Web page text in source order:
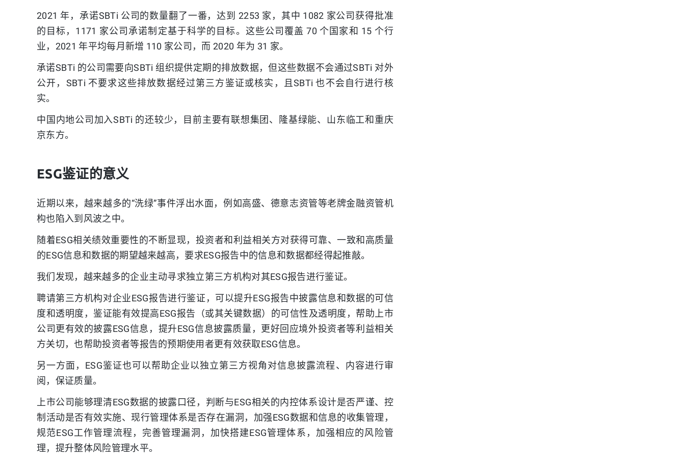
2021 年，承诺SBTi 公司的数量翻了一番，达到 2253 家，其中 1082 家公司获得批准
的目标，1171 家公司承诺制定基于科学的目标。这些公司覆盖 70 个国家和 15 个行
业，2021 年平均每月新增 110 家公司，而 2020 年为 31 家。
承诺SBTi 的公司需要向SBTi 组织提供定期的排放数据，但这些数据不会通过SBTi 对外
公开，SBTi 不要求这些排放数据经过第三方鉴证或核实，且SBTi 也不会自行进行核
实。
中国内地公司加入SBTi 的还较少，目前主要有联想集团、隆基绿能、山东临工和重庆
京东方。
ESG鉴证的意义
近期以来，越来越多的“洗绿”事件浮出水面，例如高盛、德意志资管等老牌金融资管机
构也陷入到风波之中。
随着ESG相关绩效重要性的不断显现，投资者和利益相关方对获得可靠、一致和高质量
的ESG信息和数据的期望越来越高，要求ESG报告中的信息和数据都经得起推敲。
我们发现，越来越多的企业主动寻求独立第三方机构对其ESG报告进行鉴证。
聘请第三方机构对企业ESG报告进行鉴证，可以提升ESG报告中披露信息和数据的可信
度和透明度，鉴证能有效提高ESG报告（或其关键数据）的可信性及透明度，帮助上市
公司更有效的披露ESG信息，提升ESG信息披露质量，更好回应境外投资者等利益相关
方关切，也帮助投资者等报告的预期使用者更有效获取ESG信息。
另一方面，ESG鉴证也可以帮助企业以独立第三方视角对信息披露流程、内容进行审
阅，保证质量。
上市公司能够理清ESG数据的披露口径，判断与ESG相关的内控体系设计是否严谨、控
制活动是否有效实施、现行管理体系是否存在漏洞，加强ESG数据和信息的收集管理，
规范ESG工作管理流程，完善管理漏洞，加快搭建ESG管理体系，加强相应的风险管
理，提升整体风险管理水平。